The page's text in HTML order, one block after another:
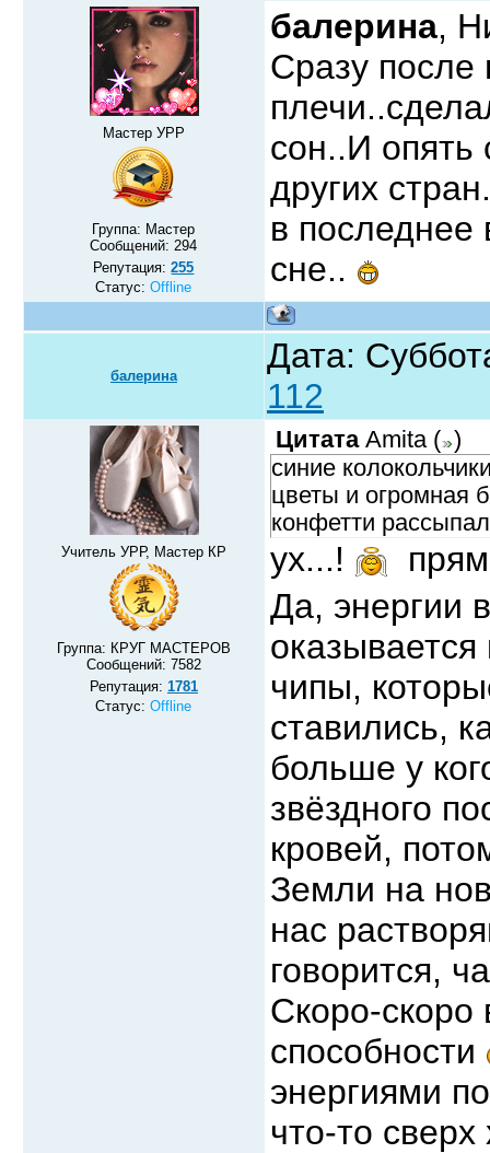
Мастер УРР
Группа: Мастер
Сообщений: 294
Репутация:255
Статус:Offline
балерина,
Сразу после
сон..И опять
других
в последнее
сне..
балерина
Дата:
112
Учитель УРР, Мастер КР
Группа: КРУГ МАСТЕРОВ
Сообщений: 7582
Репутация: 1781
Статус:Offline
Цитата Amita ( )
синие
цветы и огромная
конфетти
ух...!
Да, энергии
оказывается
чипы,
ставились,
больше у
звёздного
кровей,
Земли на
нас
говорится,
Скоро-скоро
способности
энергиями
что-то